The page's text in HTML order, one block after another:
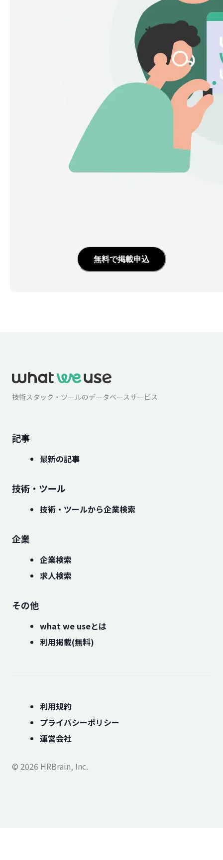
無料で掲載申込
技術スタック・ツールのデータベースサービス
記事
最新の記事
技術・ツール
技術・ツールから企業検索
企業
企業検索
求人検索
その他
what we useとは
利用掲載(無料)
利用規約
プライバシーポリシー
運営会社
© 2026 HRBrain, Inc.